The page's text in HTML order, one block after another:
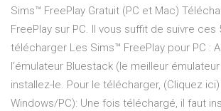
Sims™ FreePlay Gratuit (PC et Mac)
FreePlay sur PC. Il vous suffit de suivre
télécharger Les Sims™ FreePlay pour PC :
l’émulateur Bluestack (le meilleur
installez-le. Pour le télécharger, (Cliquez
Windows/PC): Une fois téléchargé, il faut